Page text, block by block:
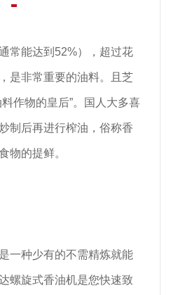
常能达到52%），超过花
是非常重要的油料。且芝
作物的皇后”。国人大多喜
制后再进行榨油，俗称香
物的提鲜。
一种少有的不需精炼就能
螺旋式香油机是您快速致